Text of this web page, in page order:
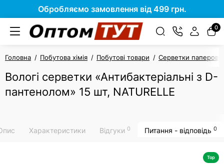
Обробляємо замовлення від 499 грн.
0
Головна Побутова хімія Побутові товари Серветки паперові
Вологі серветки «Антибактеріальні з D-
пантенолом» 15 шт, NATURELLE
Характеристики Відгуки 0 Питання - відповідь 0
Top